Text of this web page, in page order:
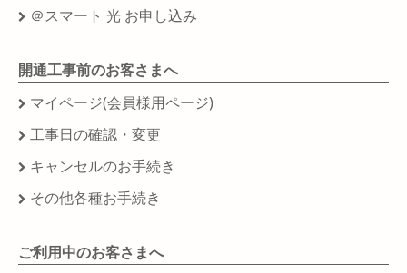
＠スマート 光 お申し込み
開通工事前のお客さまへ
マイページ(会員様用ページ)
工事日の確認・変更
キャンセルのお手続き
その他各種お手続き
ご利用中のお客さまへ